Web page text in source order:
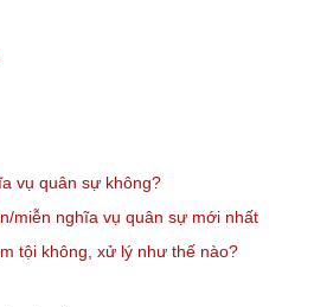
vụ quân sự không?
miễn nghĩa vụ quân sự mới nhất
tội không, xử lý như thế nào?